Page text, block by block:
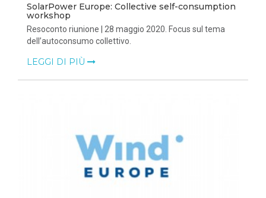
SolarPower Europe: Collective self-consumption
workshop
Resoconto riunione | 28 maggio 2020. Focus sul tema
dell’autoconsumo collettivo.
LEGGI DI PIÙ